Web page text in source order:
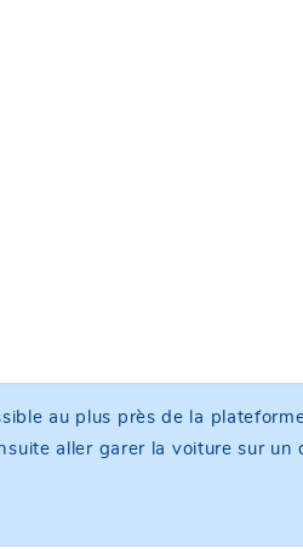
au plus près de la
aller garer la voiture sur